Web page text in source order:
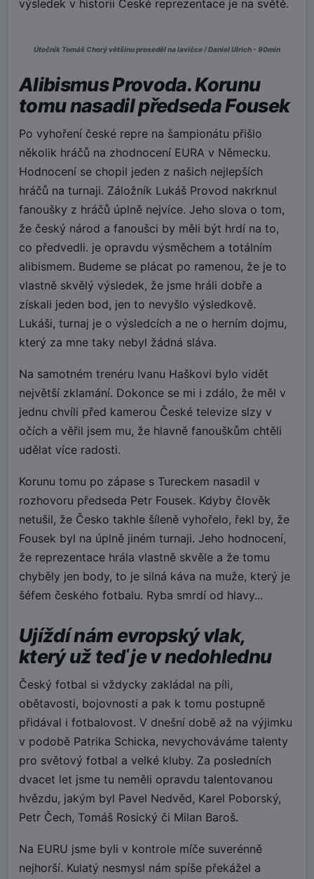
výsledek v historii České reprezentace je na světě.
Útočník Tomáš Chorý většinu proseděl na lavičce / Daniel Ulrich - 90min
Alibismus Provoda. Korunu
tomu nasadil předseda Fousek
Po vyhoření české repre na šampionátu přišlo
několik hráčů na zhodnocení EURA v Německu.
Hodnocení se chopil jeden z našich nejlepších
hráčů na turnaji. Záložník Lukáš Provod nakrknul
fanoušky z hráčů úplně nejvíce. Jeho slova o tom,
že český národ a fanoušci by měli být hrdí na to,
co předvedli. je opravdu výsměchem a totálním
alibismem. Budeme se plácat po ramenou, že je to
vlastně skvělý výsledek, že jsme hráli dobře a
získali jeden bod, jen to nevyšlo výsledkově.
Lukáši, turnaj je o výsledcích a ne o herním dojmu,
který za mne taky nebyl žádná sláva.
Na samotném trenéru Ivanu Haškovi bylo vidět
největší zklamání. Dokonce se mi i zdálo, že měl v
jednu chvíli před kamerou České televize slzy v
očích a věřil jsem mu, že hlavně fanouškům chtěli
udělat více radosti.
Korunu tomu po zápase s Tureckem nasadil v
rozhovoru předseda Petr Fousek. Kdyby člověk
netušil, že Česko takhle šíleně vyhořelo, řekl by, že
Fousek byl na úplně jiném turnaji. Jeho hodnocení,
že reprezentace hrála vlastně skvěle a že tomu
chyběly jen body, to je silná káva na muže, který je
šéfem českého fotbalu. Ryba smrdí od hlavy...
Ujíždí nám evropský vlak,
který už teď je v nedohlednu
Český fotbal si vždycky zakládal na píli,
obětavosti, bojovnosti a pak k tomu postupně
přidával i fotbalovost. V dnešní době až na výjimku
v podobě Patrika Schicka, nevychováváme talenty
pro světový fotbal a velké kluby. Za posledních
dvacet let jsme tu neměli opravdu talentovanou
hvězdu, jakým byl Pavel Nedvěd, Karel Poborský,
Petr Čech, Tomáš Rosický či Milan Baroš.
Na EURU jsme byli v kontrole míče suverénně
nejhorší. Kulatý nesmysl nám spíše překážel a